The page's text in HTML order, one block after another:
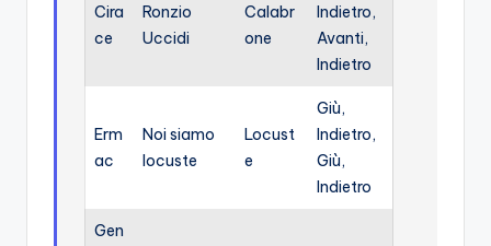
Cira
ce
Ronzio
Uccidi
Calabr
one
Indietro,
Avanti,
Indietro
Erm
ac
Noi siamo
locuste
Locust
e
Giù,
Indietro,
Giù,
Indietro
Gen